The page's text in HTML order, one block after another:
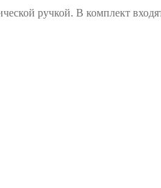
ручкой. В комплект